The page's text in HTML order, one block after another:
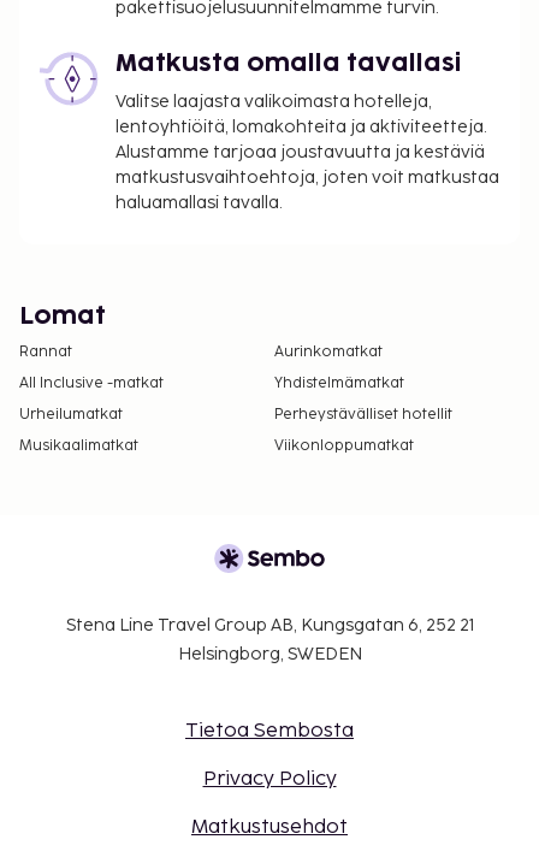
pakettisuojelusuunnitelmamme turvin.
Matkusta omalla tavallasi
Valitse laajasta valikoimasta hotelleja,
lentoyhtiöitä, lomakohteita ja aktiviteetteja.
Alustamme tarjoaa joustavuutta ja kestäviä
matkustusvaihtoehtoja, joten voit matkustaa
haluamallasi tavalla.
Lomat
Rannat
Aurinkomatkat
All Inclusive -matkat
Yhdistelmämatkat
Urheilumatkat
Perheystävälliset hotellit
Musikaalimatkat
Viikonloppumatkat
Stena Line Travel Group AB, Kungsgatan 6, 252 21
Helsingborg, SWEDEN
Tietoa Sembosta
Privacy Policy
Matkustusehdot